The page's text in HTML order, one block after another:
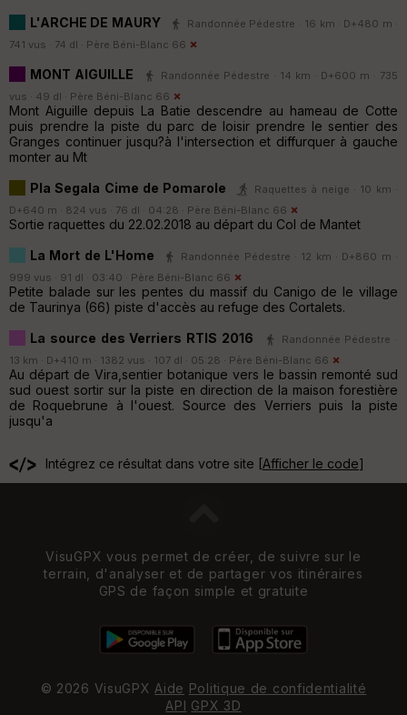
L'ARCHE DE MAURY
Randonnée Pédestre · 16 km · D+480 m ·
741 vus · 74 dl · Père Béni-Blanc 66
MONT AIGUILLE
Randonnée Pédestre · 14 km · D+600 m · 735
vus · 49 dl · Père Béni-Blanc 66
Mont Aiguille depuis La Batie descendre au hameau de Cotte
puis prendre la piste du parc de loisir prendre le sentier des
Granges continuer jusqu?à l'intersection et diffurquer à gauche
monter au Mt
Pla Segala Cime de Pomarole
Raquettes à neige · 10 km ·
D+640 m · 824 vus · 76 dl · 04:28 · Père Béni-Blanc 66
Sortie raquettes du 22.02.2018 au départ du Col de Mantet
La Mort de L'Home
Randonnée Pédestre · 12 km · D+860 m ·
999 vus · 91 dl · 03:40 · Père Béni-Blanc 66
Petite balade sur les pentes du massif du Canigo de le village
de Taurinya (66) piste d'accès au refuge des Cortalets.
La source des Verriers RTIS 2016
Randonnée Pédestre ·
13 km · D+410 m · 1382 vus · 107 dl · 05:28 · Père Béni-Blanc 66
Au départ de Vira,sentier botanique vers le bassin remonté sud
sud ouest sortir sur la piste en direction de la maison forestière
de Roquebrune à l'ouest. Source des Verriers puis la piste
jusqu'a
Intégrez ce résultat dans votre site [Afficher le code]
VisuGPX vous permet de créer, de suivre sur le
terrain, d'analyser et de partager vos itinéraires
GPS de façon simple et gratuite
© 2026 VisuGPX Aide Politique de confidentialité
API GPX 3D